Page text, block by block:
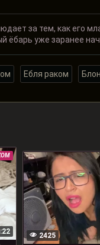
за тем, как его
ёбарь уже заранее
Ебля раком
2425